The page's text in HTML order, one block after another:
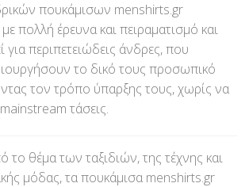
πουκάμισων menshirts.gr
πολλή έρευνα και πειραματισμό και
για περιπετειώδεις άνδρες, που
το δικό τους προσωπικό
τον τρόπο ύπαρξης τους, χωρίς να
τάσεις.
το θέμα των ταξιδιών, της τέχνης και
μόδας, τα πουκάμισα menshirts.gr